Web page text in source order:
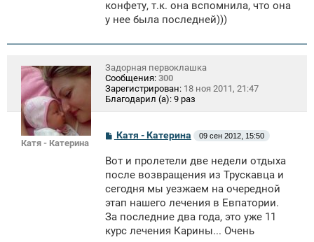
конфету, т.к. она вспомнила, что она
у нее была последней)))
Катя - Катерина
Задорная первоклашка
Сообщения: 300
Зарегистрирован: 18 ноя 2011, 21:47
Благодарил (а): 9 раз
С
б
щ
н
и
Катя - Катерина 09 сен 2012, 15:50
Вот и пролетели две недели отдыха
после возвращения из Трускавца и
сегодня мы уезжаем на очередной
этап нашего лечения в Евпатории.
За последние два года, это уже 11
курс лечения Карины... Очень